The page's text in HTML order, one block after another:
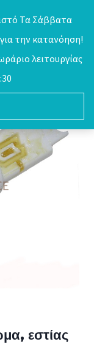
Τα Σάββατα
την κατανόηση!
λειτουργίας
0
εστίας